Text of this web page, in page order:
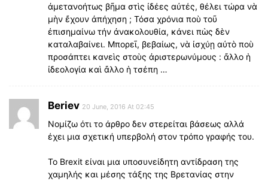
ἀμετανοήτως βῆμα στὶς ἰδέες αὐτές, θέλει τώρα νὰ
μὴν ἔχουν ἀπήχηση ; Τόσα χρόνια ποὺ τοῦ
ἐπισημαίνω τήν ἀνακολουθία, κάνει πὼς δὲν
καταλαβαίνει. Μπορεῖ, βεβαίως, νὰ ἰσχύῃ αὐτὸ ποὺ
προσάπτει κανεὶς στοὺς ἀριστερωνύμους : ἄλλο ἡ
ἰδεολογία καὶ ἄλλο ἡ τσέπη …
Beriev 20 June, 2016 At 02:45
Νομίζω ότι το άρθρο δεν στερείται βάσεως αλλά
έχει μια σχετική υπερβολή στον τρόπο γραφής του.
Το Brexit είναι μια υποσυνείδητη αντίδραση της
χαμηλής και μέσης τάξης της Βρετανίας στην